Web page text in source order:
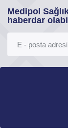
Medipol
haberdar